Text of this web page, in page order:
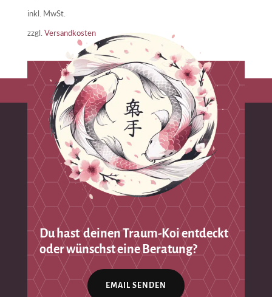
inkl. MwSt.
zzgl. Versandkosten
Du hast deinen Traum-Koi entdeckt
oder wünschst eine Beratung?
EMAIL SENDEN